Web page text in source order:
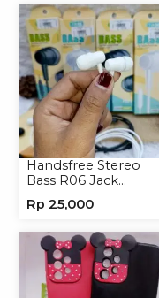
Handsfree Stereo
Bass R06 Jack
Headset Headphone
Rp 25,000